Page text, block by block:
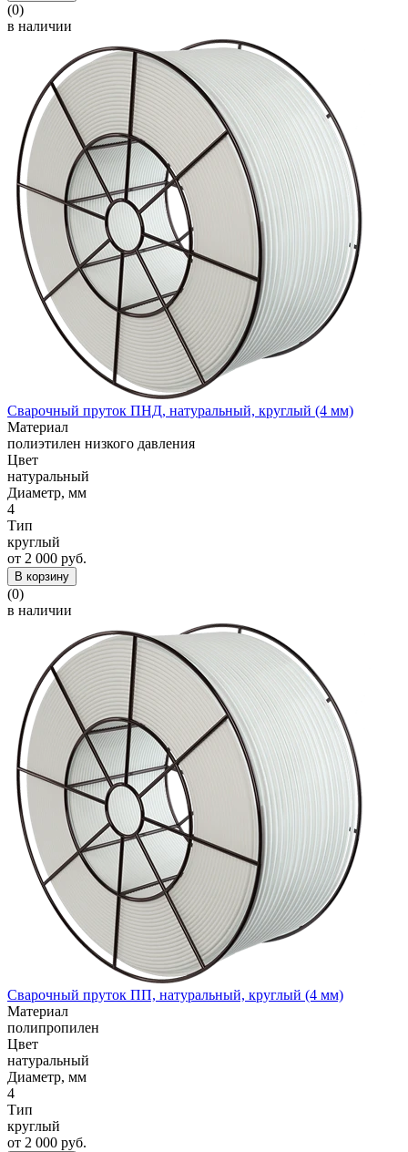
(0)
в наличии
Сварочный пруток ПНД, натуральный, круглый (4 мм)
Материал
полиэтилен низкого давления
Цвет
натуральный
Диаметр, мм
4
Тип
круглый
от 2 000 руб.
В корзину
(0)
в наличии
Сварочный пруток ПП, натуральный, круглый (4 мм)
Материал
полипропилен
Цвет
натуральный
Диаметр, мм
4
Тип
круглый
от 2 000 руб.